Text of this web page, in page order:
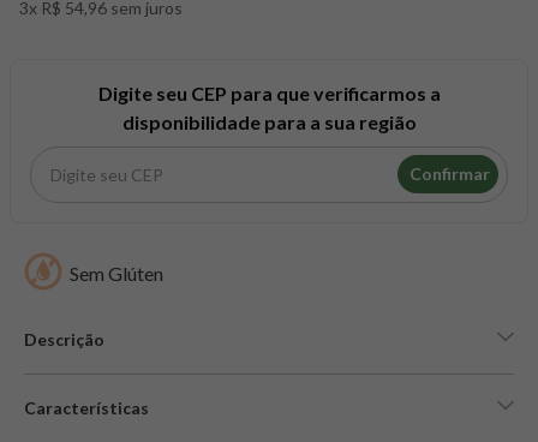
3x R$ 54,96 sem juros
Digite seu CEP para que verificarmos a
disponibilidade para a sua região
Confirmar
Sem Glúten
Descrição
Características
8º snack proteico mundo verde